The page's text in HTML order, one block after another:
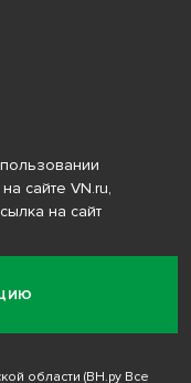
сайте VN.ru,
на сайт
области (ВН.ру Все